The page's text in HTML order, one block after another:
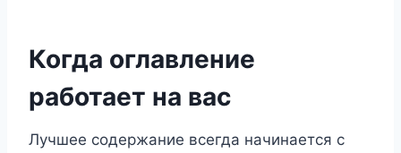
Когда оглавление
работает на вас
Лучшее содержание всегда начинается с